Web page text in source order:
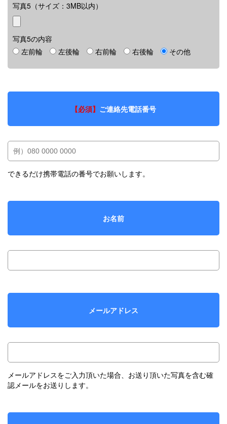
写真5（サイズ：3MB以内）
写真5の内容
左前輪
左後輪 右前輪 右後輪 その他
【必須】 ご連絡先電話番号
できるだけ携帯電話の番号でお願いします。
お名前
メールアドレス
メールアドレスをご入力頂いた場合、お送り頂いた写真を含む確
認メールをお送りします。